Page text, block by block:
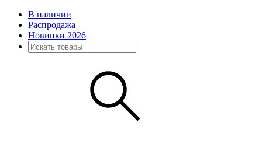
В наличии
Распродажа
Новинки 2026